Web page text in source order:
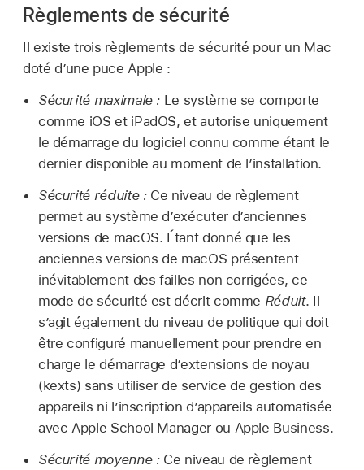
Règlements de sécurité
Il existe trois règlements de sécurité pour un Mac
doté d’une puce Apple :
Sécurité maximale : Le système se comporte
comme iOS et iPadOS, et autorise uniquement
le démarrage du logiciel connu comme étant le
dernier disponible au moment de l’installation.
Sécurité réduite :Ce niveau de règlement
permet au système d’exécuter d’anciennes
versions de macOS. Étant donné que les
anciennes versions de macOS présentent
inévitablement des failles non corrigées, ce
mode de sécurité est décrit comme Réduit. Il
s’agit également du niveau de politique qui doit
être configuré manuellement pour prendre en
charge le démarrage d’extensions de noyau
(kexts) sans utiliser de service de gestion des
appareils ni l’inscription d’appareils automatisée
avec Apple School Manager ou Apple Business.
Sécurité moyenne :Ce niveau de règlement